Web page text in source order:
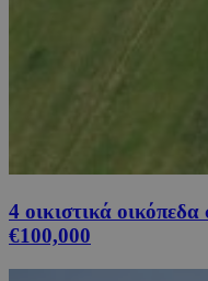
4 οικιστικά
€100,000